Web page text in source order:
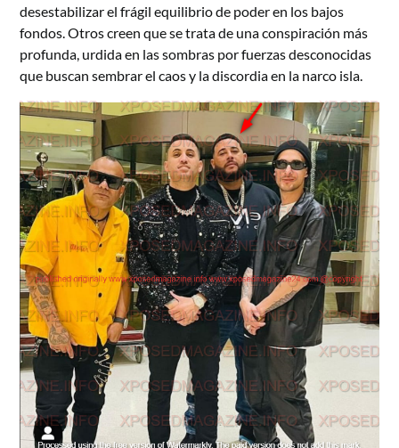
desestabilizar el frágil equilibrio de poder en los bajos
fondos. Otros creen que se trata de una conspiración más
profunda, urdida en las sombras por fuerzas desconocidas
que buscan sembrar el caos y la discordia en la narco isla.